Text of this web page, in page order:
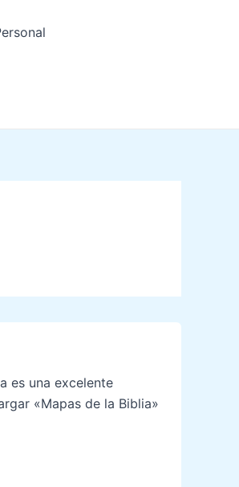
es una excelente
«Mapas de la Biblia»